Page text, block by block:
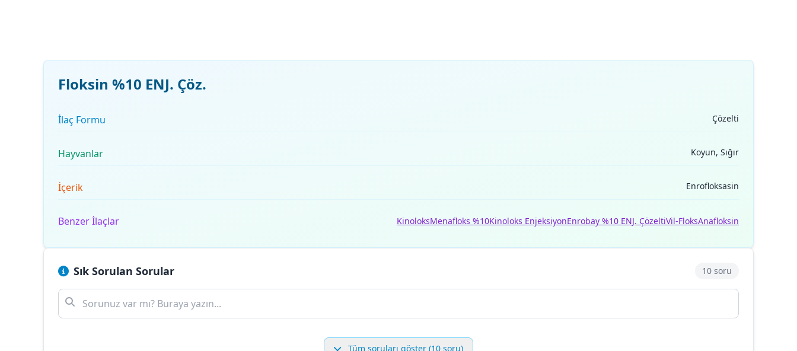
Floksin %10 ENJ. Çöz.
İlaç Formu Çözelti
Hayvanlar Koyun, Sığır
İçerik Enrofloksasin
Benzer İlaçlar KinoloksMenafloks %10Kinoloks EnjeksiyonEnrobay %10 ENJ. ÇözeltiVil-FloksAnafloksin
Sık Sorulan Sorular 10 soru
Tüm soruları göster (10 soru)